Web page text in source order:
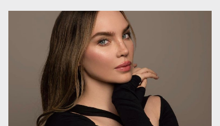
Ciclosporiasis no representa un riesgo epidemiológico
masivo